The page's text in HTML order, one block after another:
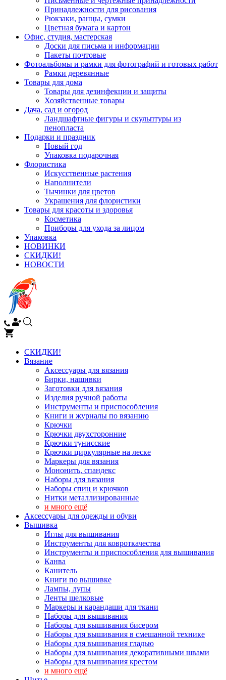
Принадлежности для рисования
Рюкзаки, ранцы, сумки
Цветная бумага и картон
Офис, студия, мастерская
Доски для письма и информации
Пакеты почтовые
Фотоальбомы и рамки для фотографий и готовых работ
Рамки деревянные
Товары для дома
Товары для дезинфекции и защиты
Хозяйственные товары
Дача, сад и огород
Ландшафтные фигуры и скульптуры из
пенопласта
Подарки и праздник
Новый год
Упаковка подарочная
Флористика
Искусственные растения
Наполнители
Тычинки для цветов
Украшения для флористики
Товары для красоты и здоровья
Косметика
Приборы для ухода за лицом
Упаковка
НОВИНКИ
СКИДКИ!
НОВОСТИ
СКИДКИ!
Вязание
Аксессуары для вязания
Бирки, нашивки
Заготовки для вязания
Изделия ручной работы
Инструменты и приспособления
Книги и журналы по вязанию
Крючки
Крючки двухсторонние
Крючки тунисские
Крючки циркулярные на леске
Маркеры для вязания
Мононить, спандекс
Наборы для вязания
Наборы спиц и крючков
Нитки металлизированные
и много ещё
Аксессуары для одежды и обуви
Вышивка
Иглы для вышивания
Инструменты для ковроткачества
Инструменты и приспособления для вышивания
Канва
Канитель
Книги по вышивке
Лампы, лупы
Ленты шелковые
Маркеры и карандаши для ткани
Наборы для вышивания
Наборы для вышивания бисером
Наборы для вышивания в смешанной технике
Наборы для вышивания гладью
Наборы для вышивания декоративными швами
Наборы для вышивания крестом
и много ещё